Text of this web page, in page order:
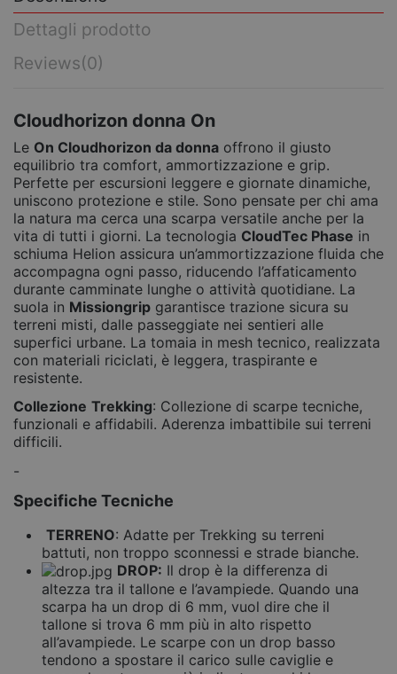
Dettagli prodotto
Reviews(0)
Cloudhorizon donna On
Le On Cloudhorizon da donna offrono il giusto
equilibrio tra comfort, ammortizzazione e grip.
Perfette per escursioni leggere e giornate dinamiche,
uniscono protezione e stile. Sono pensate per chi ama
la natura ma cerca una scarpa versatile anche per la
vita di tutti i giorni. La tecnologia CloudTec Phase in
schiuma Helion assicura un’ammortizzazione fluida che
accompagna ogni passo, riducendo l’affaticamento
durante camminate lunghe o attività quotidiane. La
suola in Missiongrip garantisce trazione sicura su
terreni misti, dalle passeggiate nei sentieri alle
superfici urbane. La tomaia in mesh tecnico, realizzata
con materiali riciclati, è leggera, traspirante e
resistente.
Collezione Trekking: Collezione di scarpe tecniche,
funzionali e affidabili. Aderenza imbattibile sui terreni
difficili.
-
Specifiche Tecniche
TERRENO: Adatte per Trekking su terreni
battuti, non troppo sconnessi e strade bianche.
DROP: Il drop è la differenza di
altezza tra il tallone e l’avampiede. Quando una
scarpa ha un drop di 6 mm, vuol dire che il
tallone si trova 6 mm più in alto rispetto
all’avampiede. Le scarpe con un drop basso
tendono a spostare il carico sulle caviglie e